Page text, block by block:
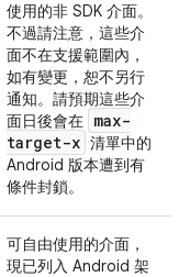
使用的非 SDK 介面。
不過請注意，這些介
面不在支援範圍內 ，
如有變更，恕不另行
通知。請預期這些介
面日後會在 max-
target-x 清單中的
Android 版本遭到有
條件封鎖。
可自由使用的介面，
現已列入 Android 架